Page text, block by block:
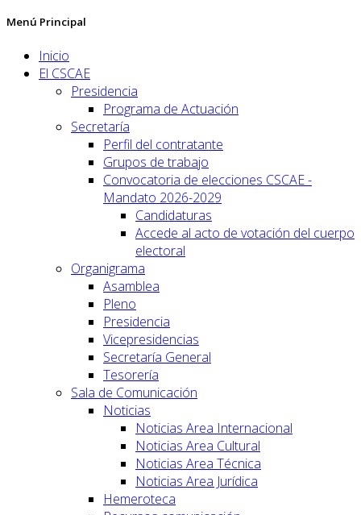
Menú Principal
Inicio
El CSCAE
Presidencia
Programa de Actuación
Secretaría
Perfil del contratante
Grupos de trabajo
Convocatoria de elecciones CSCAE -
Mandato 2026-2029
Candidaturas
Accede al acto de votación del cuerpo
electoral
Organigrama
Asamblea
Pleno
Presidencia
Vicepresidencias
Secretaría General
Tesorería
Sala de Comunicación
Noticias
Noticias Area Internacional
Noticias Area Cultural
Noticias Area Técnica
Noticias Area Jurídica
Hemeroteca